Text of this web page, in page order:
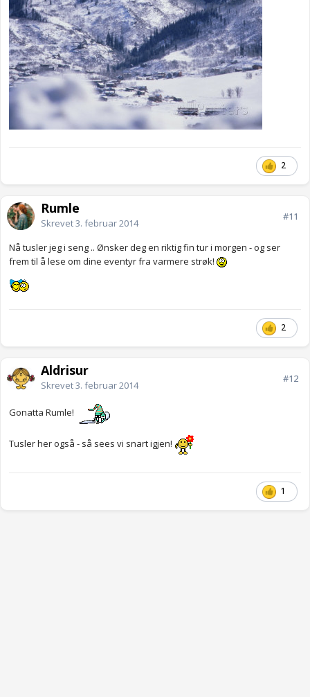
2
Rumle
Skrevet3. februar 2014
#11
Nå tusler jeg i seng .. Ønsker deg en riktig fin tur i morgen - og ser
frem til å lese om dine eventyr fra varmere strøk!
2
Aldrisur
Skrevet3. februar 2014
#12
Gonatta Rumle!
Tusler her også - så sees vi snart igjen!
1